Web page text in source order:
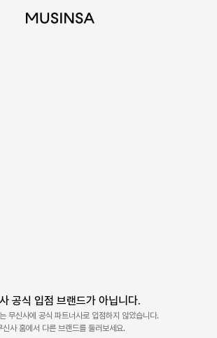
공식 입점 브랜드가 아닙니다.
무신사에 공식 파트너사로 입점하지 않았습니다.
신사 홈에서 다른 브랜드를 둘러보세요.